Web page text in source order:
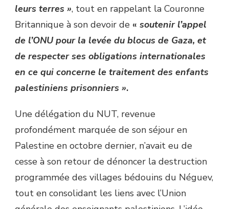
leurs terres », tout en rappelant la Couronne
Britannique à son devoir de « soutenir l’appel
de l’ONU pour la levée du blocus de Gaza, et
de respecter ses obligations internationales
en ce qui concerne le traitement des enfants
palestiniens prisonniers ».
Une délégation du NUT, revenue
profondément marquée de son séjour en
Palestine en octobre dernier, n’avait eu de
cesse à son retour de dénoncer la destruction
programmée des villages bédouins du Néguev,
tout en consolidant les liens avec l’Union